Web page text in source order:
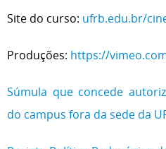
Site do curso: ufrb.edu.br/
Produções: https://
Súmula que concede
do campus fora da sede da